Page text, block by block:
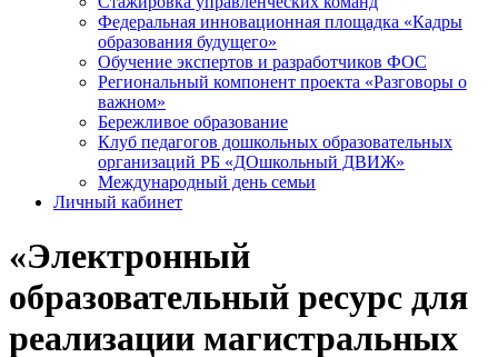
Федеральная инновационная площадка «Кадры
образования будущего»
Обучение экспертов и разработчиков ФОС
Региональный компонент проекта «Разговоры о
важном»
Бережливое образование
Клуб педагогов дошкольных образовательных
организаций РБ «ДОшкольный ДВИЖ»
Международный день семьи
Личный кабинет
«Электронный
образовательный ресурс для
реализации магистральных